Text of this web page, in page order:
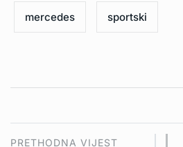
mercedes sportski
PRETHODNA VIJEST